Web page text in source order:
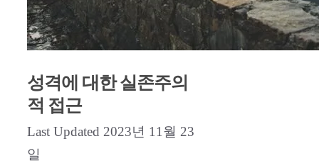
성격에 대한 실존주의
적 접근
2023년 11월 23
일